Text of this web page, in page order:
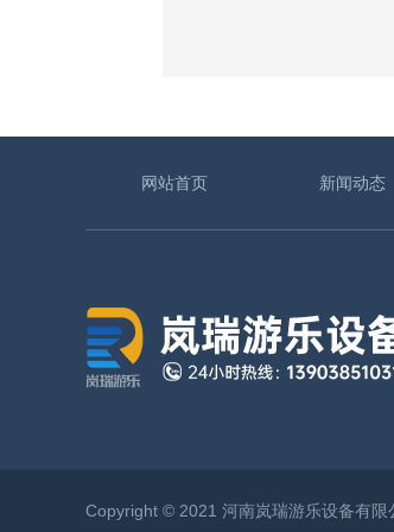
网站首页 新闻动态
Copyright © 2021 河南岚瑞游乐设备有